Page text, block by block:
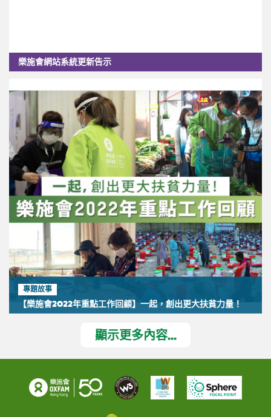
樂施會網站系統更新告示
專題故事
【樂施會2022年重點工作回顧】一起，創出更大扶貧力量！
顯示更多內容...